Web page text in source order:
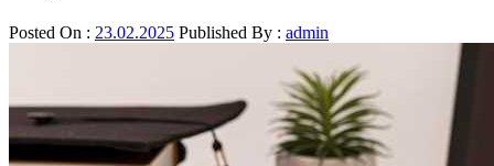
Posted On : 23.02.2025 Published By : admin